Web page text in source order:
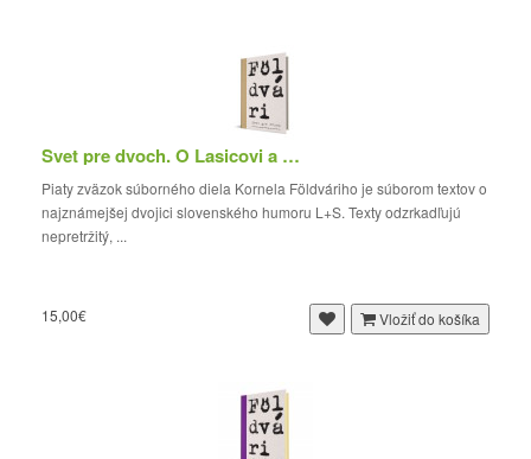
Svet pre dvoch. O Lasicovi a Satinskom
Piaty zväzok súborného diela Kornela Földváriho je súborom textov o
najznámejšej dvojici slovenského humoru L+S. Texty odzrkadľujú
nepretržitý, ...
15,00€ Vložiť do košíka